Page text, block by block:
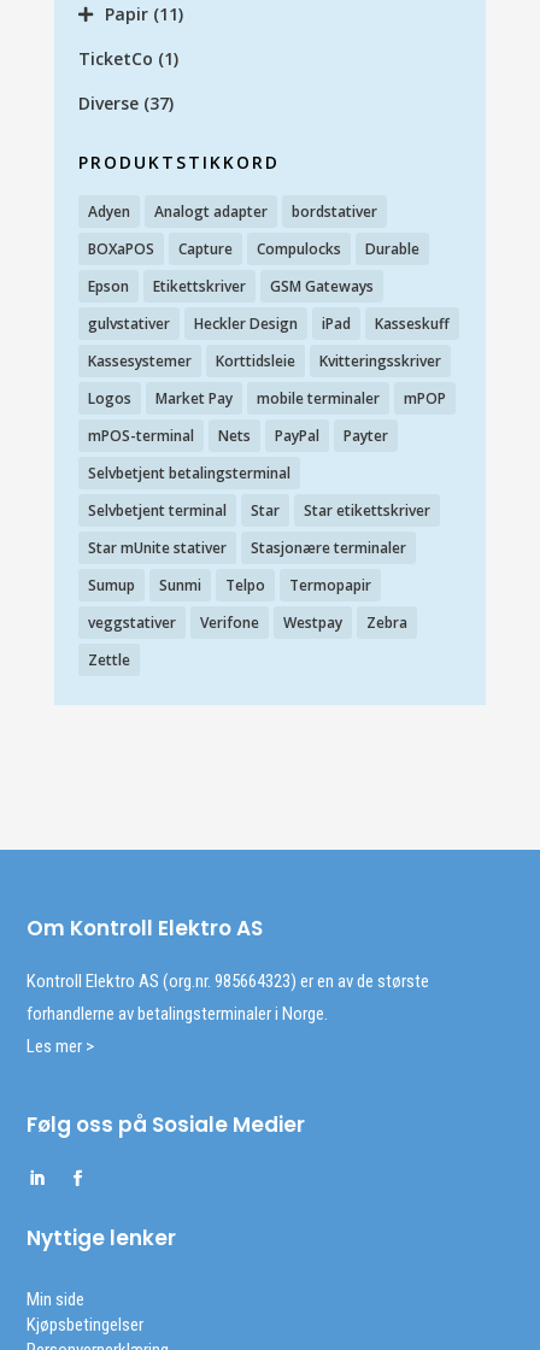
Papir (11)
TicketCo (1)
Diverse (37)
PRODUKTSTIKKORD
Adyen Analogt adapter
bordstativer
BOXaPOS
Capture Compulocks
Durable
Epson
Etikettskriver
GSM Gateways
gulvstativer
Heckler Design iPad
Kasseskuff
Kassesystemer
Korttidsleie
Kvitteringsskriver
Logos
Market Pay mobile terminaler
mPOP
mPOS-terminal
Nets PayPal
Payter
Selvbetjent betalingsterminal
Selvbetjent terminal
Star
Star etikettskriver
Star mUnite stativer
Stasjonære terminaler
Sumup
Sunmi Telpo
Termopapir
veggstativer
Verifone Westpay
Zebra
Zettle
Om Kontroll Elektro AS
Kontroll Elektro AS (org.nr. 985664323) er en av de største
forhandlerne av betalingsterminaler i Norge.
Les mer >
Følg oss på Sosiale Medier
Nyttige lenker
Min side
Kjøpsbetingelser